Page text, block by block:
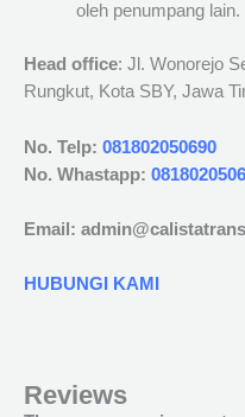
oleh penumpang lain.
Head office: Jl. Wonorejo
Rungkut, Kota SBY, Jawa
No. Telp: 081802050690
No. Whastapp:
Email:
HUBUNGI KAMI
Reviews